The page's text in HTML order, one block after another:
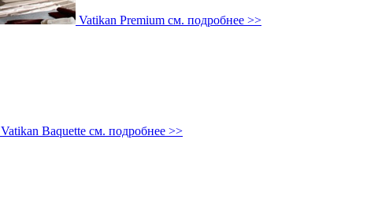
Vatikan Premium см. подробнее >>
Vatikan Baquette см. подробнее >>